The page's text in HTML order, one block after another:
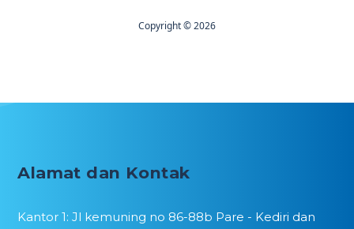
Copyright © 2026
Alamat dan Kontak
Kantor 1: Jl kemuning no 86-88b Pare - Kediri dan